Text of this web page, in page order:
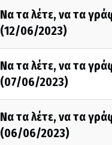
Να τα λέτε, να τα
(12/06/2023)
Να τα λέτε, να τα
(07/06/2023)
Να τα λέτε, να τα
(06/06/2023)